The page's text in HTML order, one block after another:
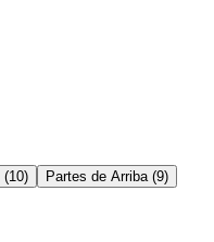
(10) Partes de Arriba (9)